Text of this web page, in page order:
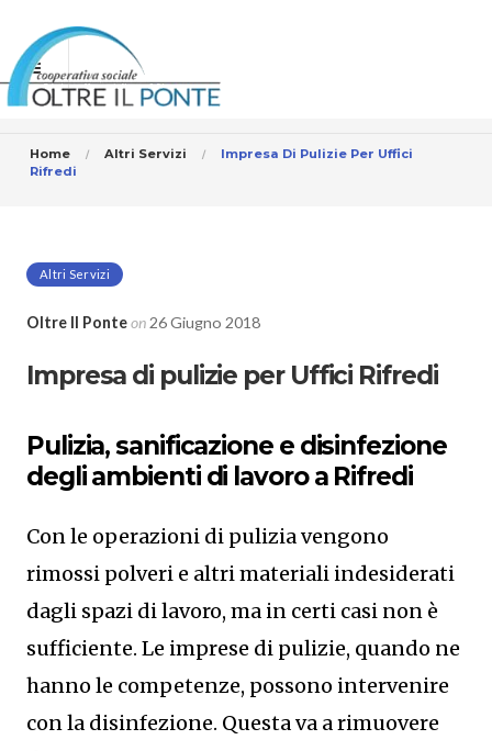
Home Altri Servizi
Impresa Di Pulizie Per Uffici
Rifredi
Altri Servizi
Oltre Il Ponteon26 Giugno 2018
Impresa di pulizie per Uffici Rifredi
Pulizia, sanificazione e disinfezione
degli ambienti di lavoro a Rifredi
Con le operazioni di pulizia vengono
rimossi polveri e altri materiali indesiderati
dagli spazi di lavoro, ma in certi casi non è
sufficiente. Le imprese di pulizie, quando ne
hanno le competenze, possono intervenire
con la disinfezione. Questa va a rimuovere